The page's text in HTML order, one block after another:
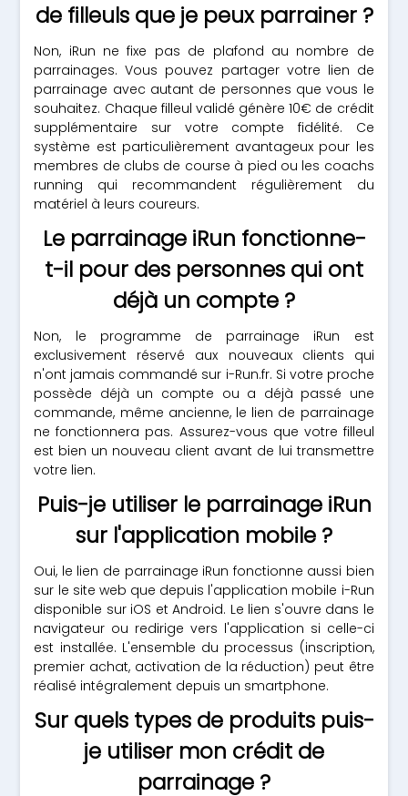
de filleuls que je peux parrainer ?
Non, iRun ne fixe pas de plafond au nombre de
parrainages. Vous pouvez partager votre lien de
parrainage avec autant de personnes que vous le
souhaitez. Chaque filleul validé génère 10€ de crédit
supplémentaire sur votre compte fidélité. Ce
système est particulièrement avantageux pour les
membres de clubs de course à pied ou les coachs
running qui recommandent régulièrement du
matériel à leurs coureurs.
Le parrainage iRun fonctionne-
t-il pour des personnes qui ont
déjà un compte ?
Non, le programme de parrainage iRun est
exclusivement réservé aux nouveaux clients qui
n'ont jamais commandé sur i-Run.fr. Si votre proche
possède déjà un compte ou a déjà passé une
commande, même ancienne, le lien de parrainage
ne fonctionnera pas. Assurez-vous que votre filleul
est bien un nouveau client avant de lui transmettre
votre lien.
Puis-je utiliser le parrainage iRun
sur l'application mobile ?
Oui, le lien de parrainage iRun fonctionne aussi bien
sur le site web que depuis l'application mobile i-Run
disponible sur iOS et Android. Le lien s'ouvre dans le
navigateur ou redirige vers l'application si celle-ci
est installée. L'ensemble du processus (inscription,
premier achat, activation de la réduction) peut être
réalisé intégralement depuis un smartphone.
Sur quels types de produits puis-
je utiliser mon crédit de
parrainage ?